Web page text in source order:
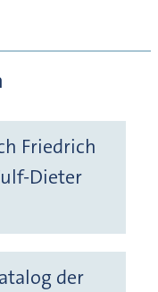
Friedrich
Dieter
der